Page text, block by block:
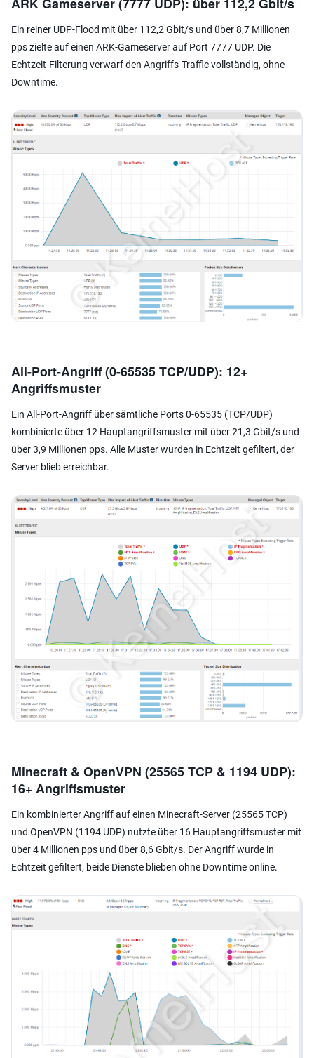
Ein reiner UDP-Flood mit über 112,2 Gbit/s und über 8,7 Millionen
pps zielte auf einen ARK-Gameserver auf Port 7777 UDP. Die
Echtzeit-Filterung verwarf den Angriffs-Traffic vollständig, ohne
Downtime.
All-Port-Angriff (0-65535 TCP/UDP): 12+
Angriffsmuster
Ein All-Port-Angriff über sämtliche Ports 0-65535 (TCP/UDP)
kombinierte über 12 Hauptangriffsmuster mit über 21,3 Gbit/s und
über 3,9 Millionen pps. Alle Muster wurden in Echtzeit gefiltert, der
Server blieb erreichbar.
Minecraft & OpenVPN (25565 TCP & 1194 UDP):
16+ Angriffsmuster
Ein kombinierter Angriff auf einen Minecraft-Server (25565 TCP)
und OpenVPN (1194 UDP) nutzte über 16 Hauptangriffsmuster mit
über 4 Millionen pps und über 8,6 Gbit/s. Der Angriff wurde in
Echtzeit gefiltert, beide Dienste blieben ohne Downtime online.